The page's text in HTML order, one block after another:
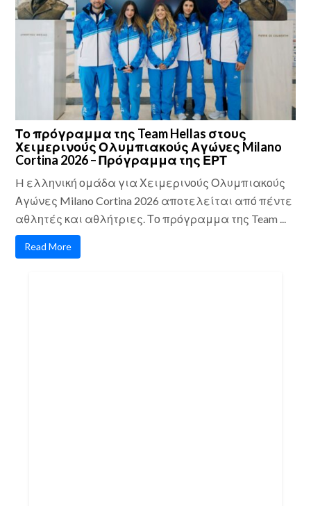
Το πρόγραμμα της Team Hellas στους
Χειμερινούς Ολυμπιακούς Αγώνες Milano
Cortina 2026 – Πρόγραμμα της ΕΡΤ
H ελληνική ομάδα για Χειμερινούς Ολυμπιακούς
Αγώνες Milano Cortina 2026 αποτελείται από πέντε
αθλητές και αθλήτριες. Το πρόγραμμα της Team ...
Read More